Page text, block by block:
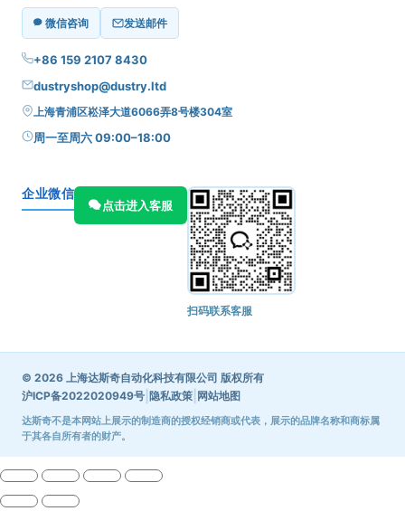
微信咨询 发送邮件
+86 159 2107 8430
dustryshop@dustry.ltd
上海青浦区崧泽大道6066弄8号楼304室
周一至周六 09:00–18:00
企业微信
点击进入客服
扫码联系客服
© 2026 上海达斯奇自动化科技有限公司 版权所有
沪ICP备2022020949号 隐私政策 网站地图
达斯奇不是本网站上展示的制造商的授权经销商或代表，展示的品牌名称和商标属
于其各自所有者的财产。